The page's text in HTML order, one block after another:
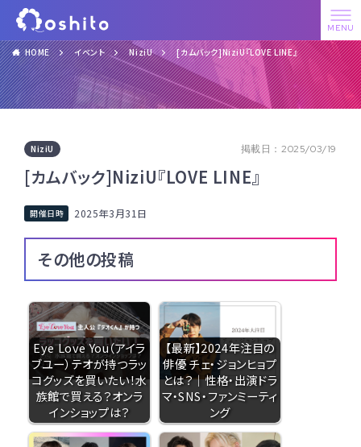
HOME イベント NiziU [カムバック]NiziU『LOVE LINE』
NiziU 掲載日：2025/03/19
[カムバック]NiziU『LOVE LINE』
2025年3月31日
その他の投稿
Eye Love You（アイラ
ブユー）テオが持つラッ
コグッズを買いたい！水
族館で買える？オンラ
インショップは？
【最新】2024年注目の
俳優 チェ・ジョンヒョプ
とは？｜性格・出演ドラ
マ・SNS・ファンミーティ
ング